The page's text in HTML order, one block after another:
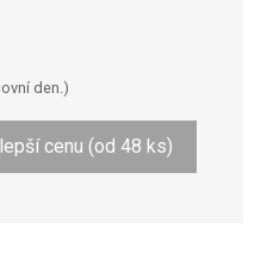
den.)
cenu (od 48 ks)